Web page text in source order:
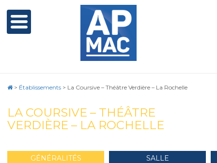
> Établissements > La Coursive – Théâtre Verdière – La Rochelle
LA COURSIVE – THÉÂTRE
VERDIÈRE – LA ROCHELLE
GÉNÉRALITÉS SALLE